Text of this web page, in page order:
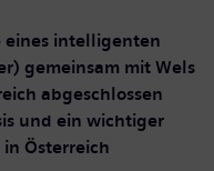
intelligenten
gemeinsam mit Wels
abgeschlossen
und ein wichtiger
Österreich